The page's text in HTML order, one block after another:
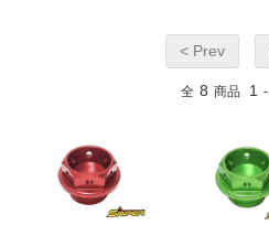
< Prev
全 8 商品 1 -